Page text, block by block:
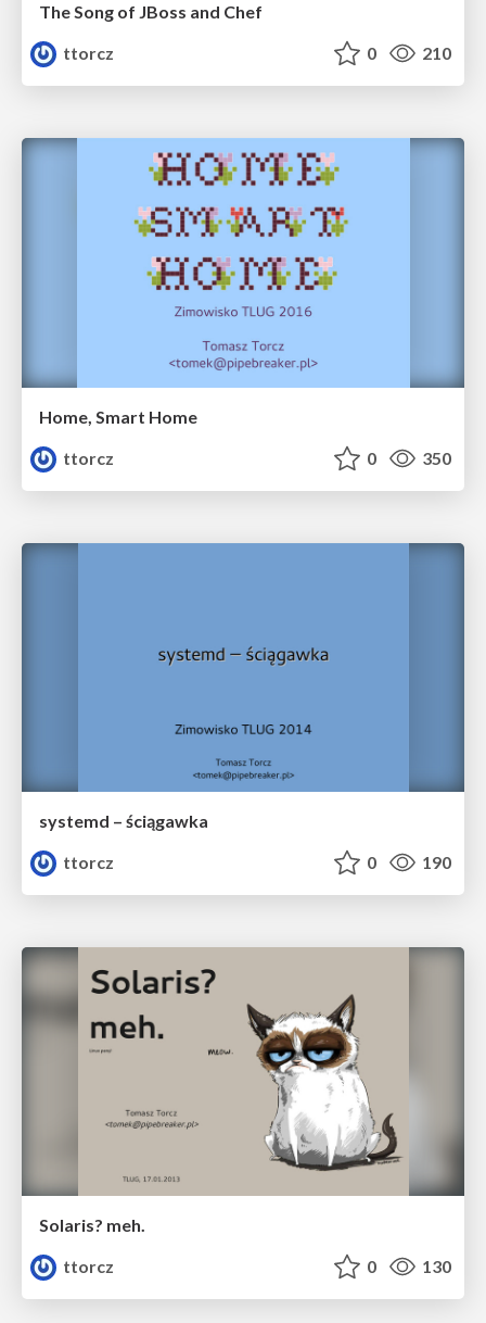
The Song of JBoss and Chef
ttorcz
0 210
Home, Smart Home
ttorcz
0 350
systemd – ściągawka
ttorcz
0 190
Solaris? meh.
ttorcz
0 130